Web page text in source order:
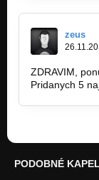
zeus
ZDRAVIM,
Pridanych 5
PODOBNÉ